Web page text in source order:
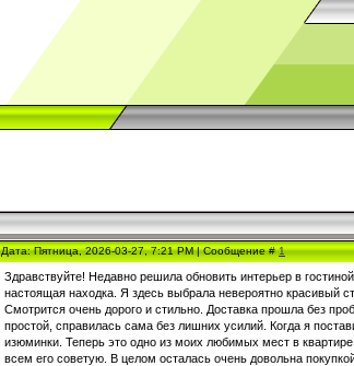
Дата: Пятница, 2026-03-27, 7:21 PM | Сообщение #1
Здравствуйте! Недавно решила обновить интерьер в
настоящая находка. Я здесь выбрала невероятно красивый
Смотрится очень дорого и стильно. Доставка прошла без
простой, справилась сама без лишних усилий. Когда я
изюминки. Теперь это одно из моих любимых мест в
всем его советую. В целом осталась очень довольна